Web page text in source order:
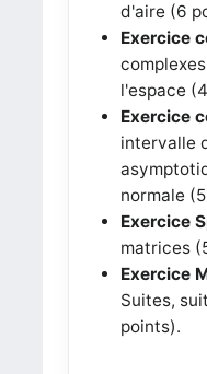
d'aire (6
Exercice
l'espace
Exercice
intervalle
normale
Exercice
matrices
Exercice
Suites,
points).